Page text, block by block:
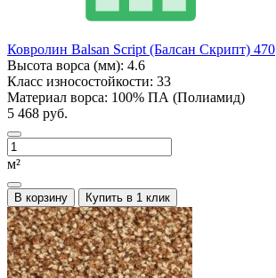
Ковролин Balsan Script (Балсан Скрипт) 470
Высота ворса (мм): 4.6
Класс износостойкости: 33
Материал ворса: 100% ПА (Полиамид)
5 468 руб.
м²
В корзину Купить в 1 клик